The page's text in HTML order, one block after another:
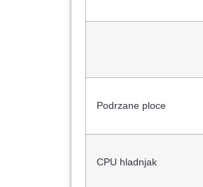
Podrzane ploce
CPU hladnjak